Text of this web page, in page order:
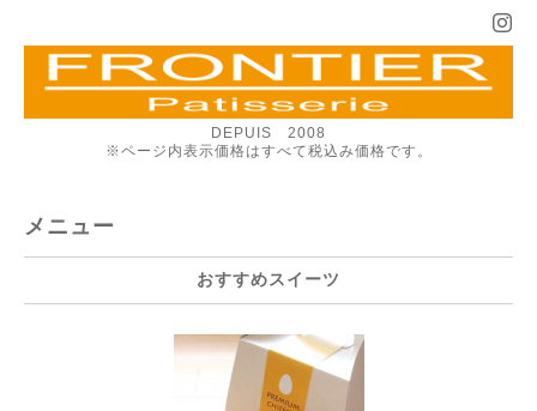
DEPUIS 2008
※ページ内表示価格はすべて税込み価格です。
メニュー
おすすめスイーツ